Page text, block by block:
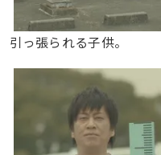
引っ張られる子供。